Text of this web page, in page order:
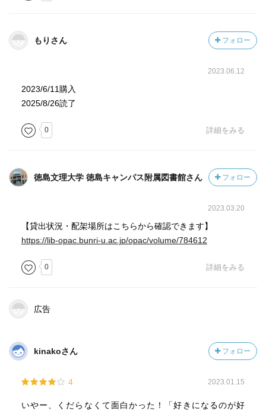
もりさん フォロー
2023.06.12
2023/6/11購入
2025/8/26読了
0 詳細をみる
徳島文理大学 徳島キャンパス附属図書館さん フォロー
2023.03.20
【貸出状況・配架場所はこちらから確認できます】
https://lib-opac.bunri-u.ac.jp/opac/volume/784612
0 詳細をみる
広告
kinakoさん フォロー
4 2023.01.15
いやー、くだらなくて面白かった！「好きになるのが好